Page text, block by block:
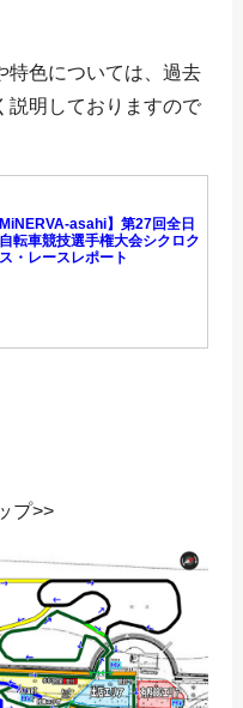
特色については、過去
説明しておりますので
プ>>